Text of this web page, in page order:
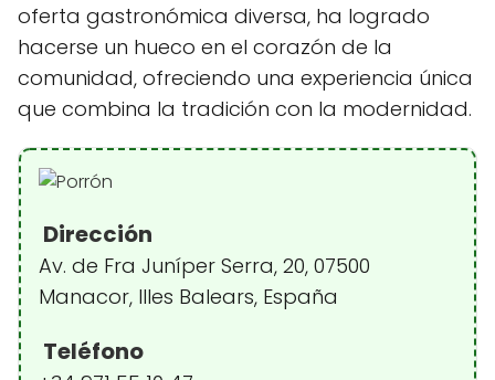
oferta gastronómica diversa, ha logrado
hacerse un hueco en el corazón de la
comunidad, ofreciendo una experiencia única
que combina la tradición con la modernidad.
Dirección
Av. de Fra Juníper Serra, 20, 07500
Manacor, Illes Balears, España
Teléfono